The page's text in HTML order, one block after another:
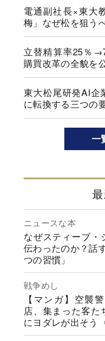
電通副社長×東大
梅」なぜ松を狙う
立替精算率25％
購買改革の全貌を
東大松尾研発AI企
に転換する三つの
一
ニュースな本
なぜスティーブ・
伝わったのか？話
つの習慣」
戦争めし
【マンガ】空襲
店、集まった客た
にヨダレが出そう